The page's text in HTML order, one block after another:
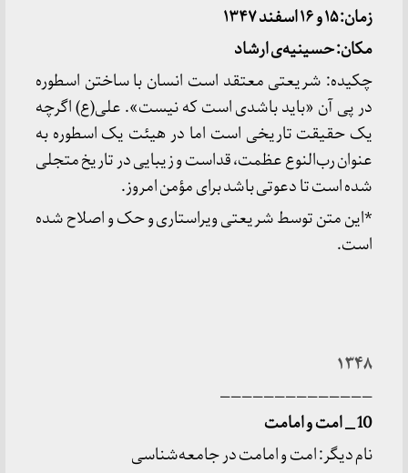
زمان: ۱۵ و ۱۶ اسفند ۱۳۴۷
مکان: حسینیهی ارشاد
چکیده: شریعتی معتقد است انسان با ساختن اسطوره
در پی آن «باید باشدی است که نیست». علی(ع) اگرچه
یک حقیقت تاریخی است اما در هیئت یک اسطوره به
عنوان رب‌النوع عظمت، قداست و زیبایی در تاریخ متجلی
شده است تا دعوتی باشد برای مؤمن امروز.
*این متن توسط شریعتی ویراستاری و حک و اصلاح شده
است.
۱۳۴۸
______________
10 _ امت و امامت
نام دیگر: امت و امامت در جامعه‌شناسی